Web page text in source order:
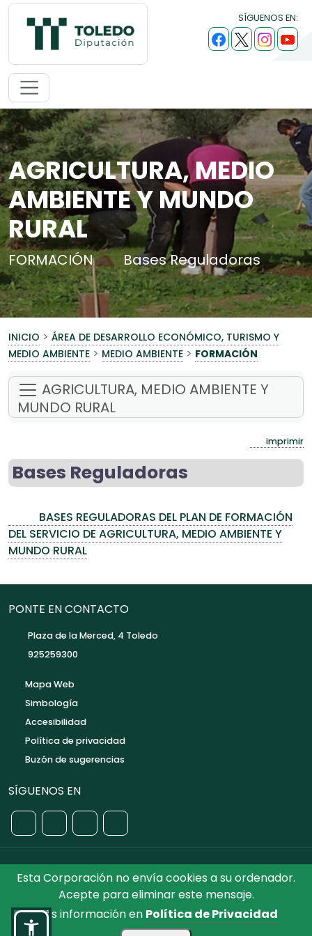
SÍGUENOS EN:
Esta Corporación no envía cookies a su ordenador.
Acepte para eliminar este mensaje.
Más información en Política de Privacidad
AGRICULTURA, MEDIO
AMBIENTE Y MUNDO
RURAL
FORMACIÓN Bases Reguladoras
INICIO > ÁREA DE DESARROLLO ECONÓMICO, TURISMO Y
MEDIO AMBIENTE > MEDIO AMBIENTE > FORMACIÓN
AGRICULTURA, MEDIO AMBIENTE Y
MUNDO RURAL
imprimir
Bases Reguladoras
BASES REGULADORAS DEL PLAN DE FORMACIÓN
DEL SERVICIO DE AGRICULTURA, MEDIO AMBIENTE Y
MUNDO RURAL
PONTE EN CONTACTO
Plaza de la Merced, 4 Toledo
925259300
Mapa Web
Simbología
Accesibilidad
Política de privacidad
Buzón de sugerencias
SÍGUENOS EN
©2026 Diputación de Toledo. Reservados todos los
Derechos. Diseñado por Diputación de Toledo